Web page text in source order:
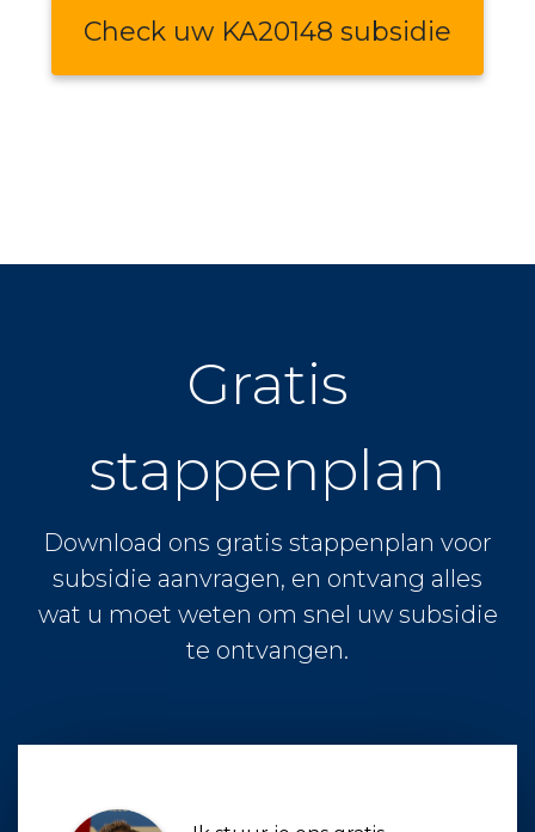
Check uw KA20148 subsidie
Gratis
stappenplan
Download ons gratis stappenplan voor
subsidie aanvragen, en ontvang alles
wat u moet weten om snel uw subsidie
te ontvangen.